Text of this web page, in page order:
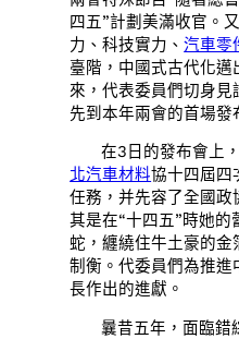
四五”計劃美滿收官。
力、科技實力、汽車零
臺階，中國式古代化
來，代表委員們切身
先到本年兩會的首場發
在3日的發布會上
北汽車材料協十四屆四
任務，并先容了全國政
其是在“十四五”時她
蛇，纏繞住牛土豪的
制衡。代委員們為推進
長作出的進獻。
曩昔五年，面臨錯